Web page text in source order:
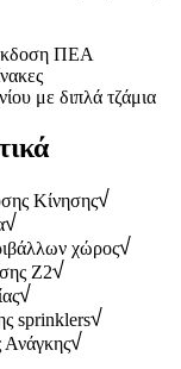
έκδοση ΠΕΑ
με διπλά τζάμια
Κίνησης
χώρος
Z2
sprinklers
Ανάγκης